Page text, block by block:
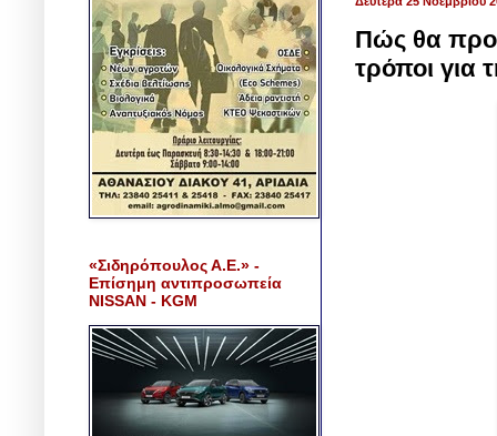
Πώς θα
τρόποι για
«Σιδηρόπουλος Α.Ε.» -
Επίσημη αντιπροσωπεία
NISSAN - KGM